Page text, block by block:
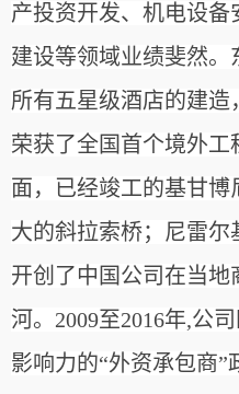
产投资开发、机电设
建设等领域业绩斐然
所有五星级酒店的建造
荣获了全国首个境外工
面，已经竣工的基甘
大的斜拉索桥；尼雷
开创了中国公司在当
河。2009至2016年,公
影响力的“外资承包商”